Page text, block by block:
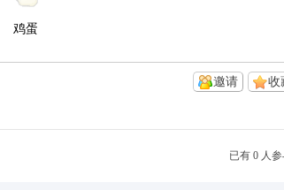
鸡蛋
收
邀请
已有 0 人